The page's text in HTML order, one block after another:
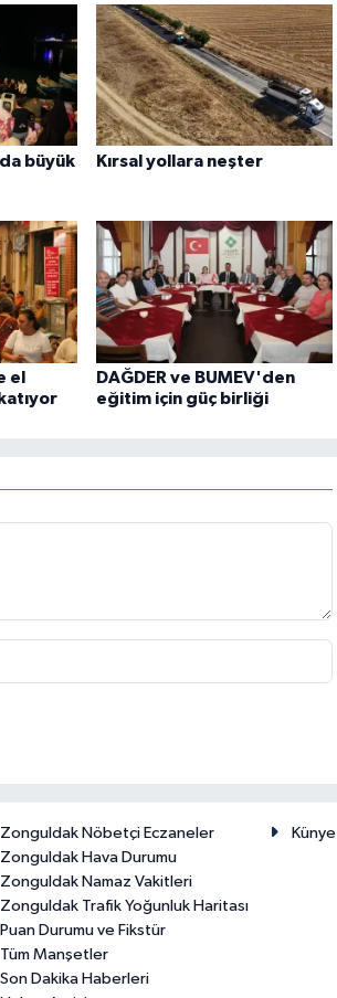
büyük
Kırsal yollara neşter
el
DAĞDER ve BUMEV'den
eğitim için güç birliği
Zonguldak Nöbetçi Eczaneler
Zonguldak Hava Durumu
Zonguldak Namaz Vakitleri
Zonguldak Trafik Yoğunluk Haritası
Puan Durumu ve Fikstür
Tüm Manşetler
Son Dakika Haberleri
Künye